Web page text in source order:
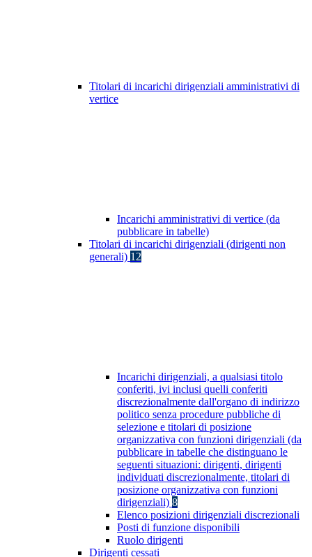
Titolari di incarichi dirigenziali amministrativi di
vertice
Incarichi amministrativi di vertice (da
pubblicare in tabelle)
Titolari di incarichi dirigenziali (dirigenti non
generali) 12
Incarichi dirigenziali, a qualsiasi titolo
conferiti, ivi inclusi quelli conferiti
discrezionalmente dall'organo di indirizzo
politico senza procedure pubbliche di
selezione e titolari di posizione
organizzativa con funzioni dirigenziali (da
pubblicare in tabelle che distinguano le
seguenti situazioni: dirigenti, dirigenti
individuati discrezionalmente, titolari di
posizione organizzativa con funzioni
dirigenziali) 8
Elenco posizioni dirigenziali discrezionali
Posti di funzione disponibili
Ruolo dirigenti
Dirigenti cessati